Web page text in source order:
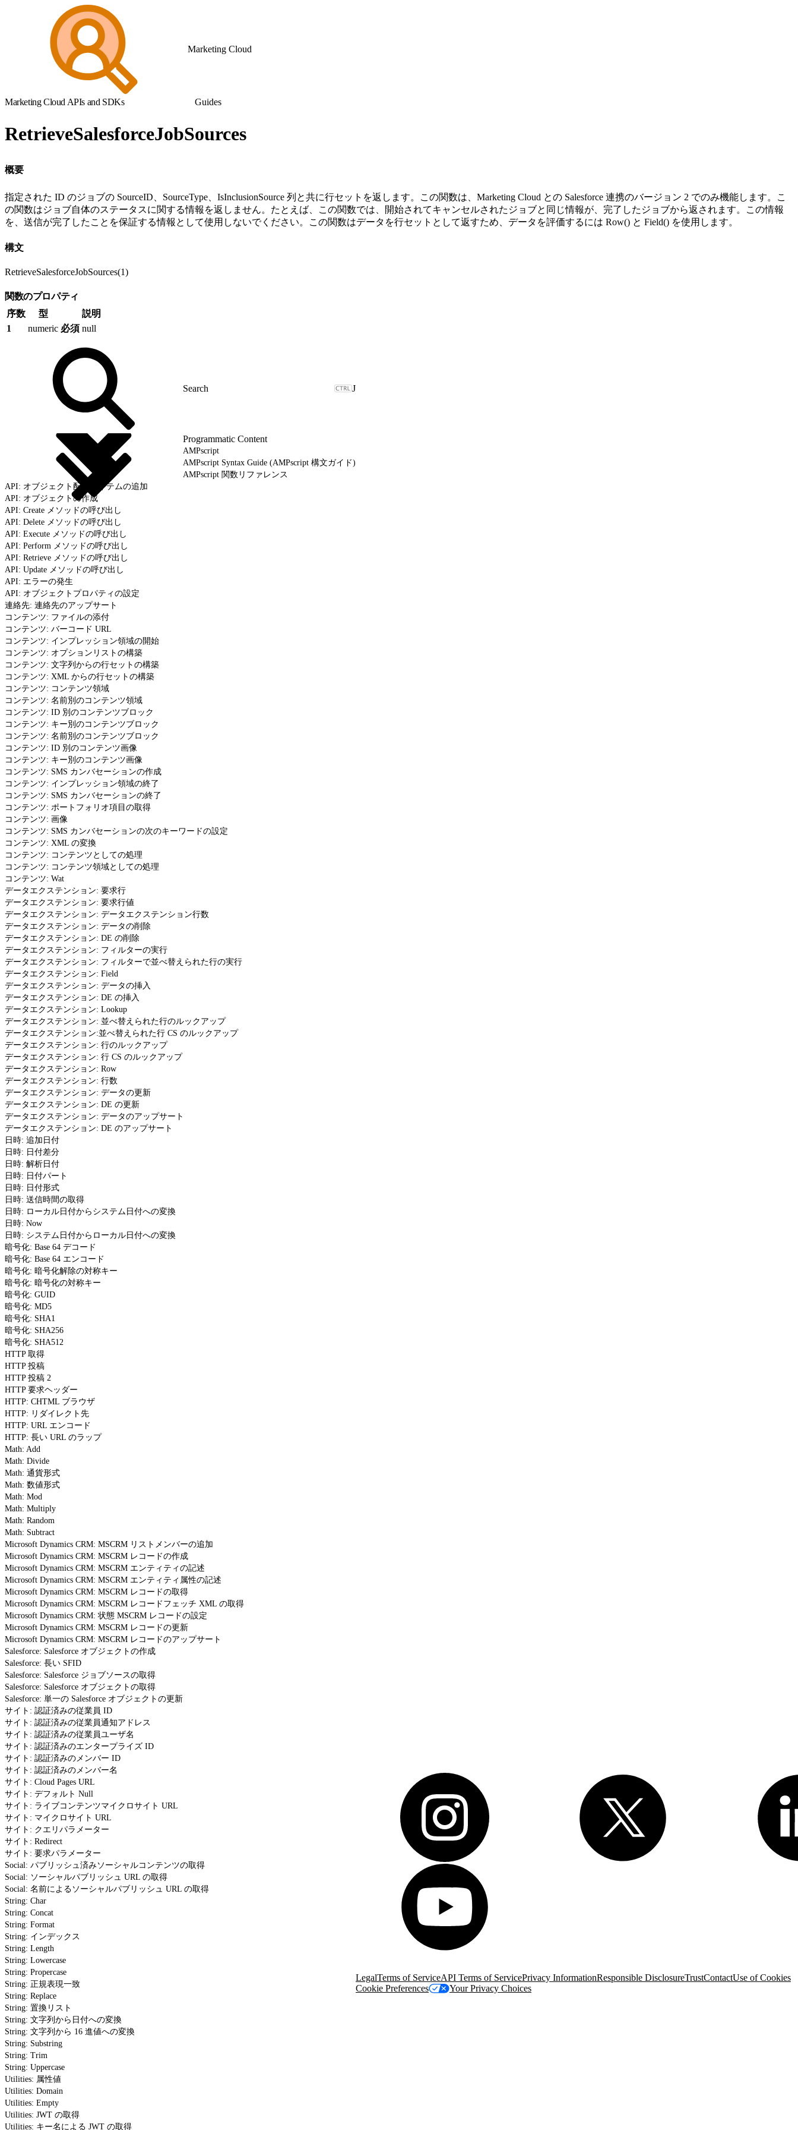
Marketing Cloud
Marketing Cloud APIs and SDKs Guides
RetrieveSalesforceJobSources
概要
指定された ID のジョブの SourceID、SourceType、IsInclusionSource 列と共に行セットを返します。この関数は、Marketing Cloud との Salesforce 連携のバージョン 2 でのみ機能します。こ
の関数はジョブ自体のステータスに関する情報を返しません。たとえば、この関数では、開始されてキャンセルされたジョブと同じ情報が、完了したジョブから返されます。この情報
を、送信が完了したことを保証する情報として使用しないでください。この関数はデータを行セットとして返すため、データを評価するには Row() と Field() を使用します。
構文
RetrieveSalesforceJobSources(1)
関数のプロパティ
序数
型
説明
1
numeric 必須 null
J
Programmatic Content
AMPscript
AMPscript Syntax Guide (AMPscript 構文ガイド)
AMPscript 関数リファレンス
API: オブジェクト配列アイテムの追加
API: オブジェクトの作成
API: Create メソッドの呼び出し
API: Delete メソッドの呼び出し
API: Execute メソッドの呼び出し
API: Perform メソッドの呼び出し
API: Retrieve メソッドの呼び出し
API: Update メソッドの呼び出し
API: エラーの発生
API: オブジェクトプロパティの設定
連絡先: 連絡先のアップサート
コンテンツ: ファイルの添付
コンテンツ: バーコード URL
コンテンツ: インプレッション領域の開始
コンテンツ: オプションリストの構築
コンテンツ: 文字列からの行セットの構築
コンテンツ: XML からの行セットの構築
コンテンツ: コンテンツ領域
コンテンツ: 名前別のコンテンツ領域
コンテンツ: ID 別のコンテンツブロック
コンテンツ: キー別のコンテンツブロック
コンテンツ: 名前別のコンテンツブロック
コンテンツ: ID 別のコンテンツ画像
コンテンツ: キー別のコンテンツ画像
コンテンツ: SMS カンバセーションの作成
コンテンツ: インプレッション領域の終了
コンテンツ: SMS カンバセーションの終了
コンテンツ: ポートフォリオ項目の取得
コンテンツ: 画像
コンテンツ: SMS カンバセーションの次のキーワードの設定
コンテンツ: XML の変換
コンテンツ: コンテンツとしての処理
コンテンツ: コンテンツ領域としての処理
コンテンツ: Wat
データエクステンション: 要求行
データエクステンション: 要求行値
データエクステンション: データエクステンション行数
データエクステンション: データの削除
データエクステンション: DE の削除
データエクステンション: フィルターの実行
データエクステンション: フィルターで並べ替えられた行の実行
データエクステンション: Field
データエクステンション: データの挿入
データエクステンション: DE の挿入
データエクステンション: Lookup
データエクステンション: 並べ替えられた行のルックアップ
データエクステンション:並べ替えられた行 CS のルックアップ
データエクステンション: 行のルックアップ
データエクステンション: 行 CS のルックアップ
データエクステンション: Row
データエクステンション: 行数
データエクステンション: データの更新
データエクステンション: DE の更新
データエクステンション: データのアップサート
データエクステンション: DE のアップサート
日時: 追加日付
日時: 日付差分
日時: 解析日付
日時: 日付パート
日時: 日付形式
日時: 送信時間の取得
日時: ローカル日付からシステム日付への変換
日時: Now
日時: システム日付からローカル日付への変換
暗号化: Base 64 デコード
暗号化: Base 64 エンコード
暗号化: 暗号化解除の対称キー
暗号化: 暗号化の対称キー
暗号化: GUID
暗号化: MD5
暗号化: SHA1
暗号化: SHA256
暗号化: SHA512
HTTP 取得
HTTP 投稿
HTTP 投稿 2
HTTP 要求ヘッダー
HTTP: CHTML ブラウザ
HTTP: リダイレクト先
HTTP: URL エンコード
HTTP: 長い URL のラップ
Math: Add
Math: Divide
Math: 通貨形式
Math: 数値形式
Math: Mod
Math: Multiply
Math: Random
Math: Subtract
Microsoft Dynamics CRM: MSCRM リストメンバーの追加
Microsoft Dynamics CRM: MSCRM レコードの作成
Microsoft Dynamics CRM: MSCRM エンティティの記述
Microsoft Dynamics CRM: MSCRM エンティティ属性の記述
Microsoft Dynamics CRM: MSCRM レコードの取得
Microsoft Dynamics CRM: MSCRM レコードフェッチ XML の取得
Microsoft Dynamics CRM: 状態 MSCRM レコードの設定
Microsoft Dynamics CRM: MSCRM レコードの更新
Microsoft Dynamics CRM: MSCRM レコードのアップサート
Salesforce: Salesforce オブジェクトの作成
Salesforce: 長い SFID
Salesforce: Salesforce ジョブソースの取得
Salesforce: Salesforce オブジェクトの取得
Salesforce: 単一の Salesforce オブジェクトの更新
サイト: 認証済みの従業員 ID
サイト: 認証済みの従業員通知アドレス
サイト: 認証済みの従業員ユーザ名
サイト: 認証済みのエンタープライズ ID
サイト: 認証済みのメンバー ID
サイト: 認証済みのメンバー名
サイト: Cloud Pages URL
サイト: デフォルト Null
サイト: ライブコンテンツマイクロサイト URL
サイト: マイクロサイト URL
サイト: クエリパラメーター
サイト: Redirect
サイト: 要求パラメーター
Social: パブリッシュ済みソーシャルコンテンツの取得
Social: ソーシャルパブリッシュ URL の取得
Social: 名前によるソーシャルパブリッシュ URL の取得
String: Char
String: Concat
String: Format
String: インデックス
String: Length
String: Lowercase
String: Propercase
String: 正規表現一致
String: Replace
String: 置換リスト
String: 文字列から日付への変換
String: 文字列から 16 進値への変換
String: Substring
String: Trim
String: Uppercase
Utilities: 属性値
Utilities: Domain
Utilities: Empty
Utilities: JWT の取得
Utilities: キー名による JWT の取得
LegalTerms of ServiceAPI Terms of ServicePrivacy InformationResponsible DisclosureTrustContactUse of Cookies
Cookie Preferences
Your Privacy Choices